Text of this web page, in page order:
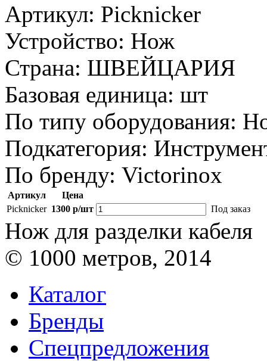
Артикул: Picknicker
Устройство: Нож
Страна: ШВЕЙЦАРИЯ
Базовая единица: шт
По типу оборудования:
Подкатегория:
По бренду: Victorinox
Артикул
Цена
Picknicker 1300 р/шт Под заказ
Нож для разделки кабеля
© 1000 метров, 2014
Каталог
Бренды
Спецпредложения